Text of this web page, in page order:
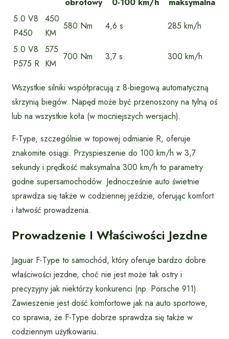
5.0 V8
P450
450
KM
580 Nm 4,6 s
285 km/h
5.0 V8
P575 R
575
KM
700 Nm 3,7 s 300 km/h
Wszystkie silniki współpracują z 8-biegową automatyczną
skrzynią biegów. Napęd może być przenoszony na tylną oś
lub na wszystkie koła (w mocniejszych wersjach).
F-Type, szczególnie w topowej odmianie R, oferuje
znakomite osiągi. Przyspieszenie do 100 km/h w 3,7
sekundy i prędkość maksymalna 300 km/h to parametry
godne supersamochodów. Jednocześnie auto świetnie
sprawdza się także w codziennej jeździe, oferując komfort
i łatwość prowadzenia.
Prowadzenie I Właściwości Jezdne
Jaguar F-Type to samochód, który oferuje bardzo dobre
właściwości jezdne, choć nie jest może tak ostry i
precyzyjny jak niektórzy konkurenci (np. Porsche 911).
Zawieszenie jest dość komfortowe jak na auto sportowe,
co sprawia, że F-Type dobrze sprawdza się także w
codziennym użytkowaniu.